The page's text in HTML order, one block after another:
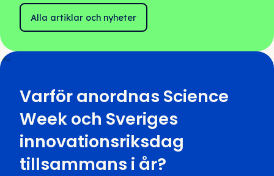
Alla artiklar och nyheter
Varför anordnas Science
Week och Sveriges
innovationsriksdag
tillsammans i år?